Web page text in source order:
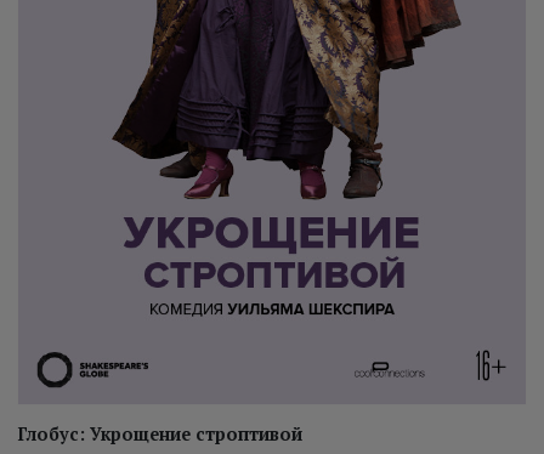
Глобус: Укрощение строптивой